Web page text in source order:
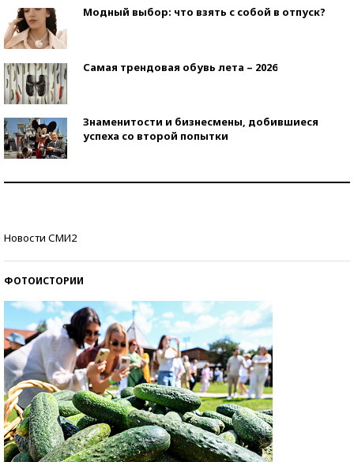
Модный выбор: что взять с собой в отпуск?
Самая трендовая обувь лета – 2026
Знаменитости и бизнесмены, добившиеся
успеха со второй попытки
Новости СМИ2
ФОТОИСТОРИИ